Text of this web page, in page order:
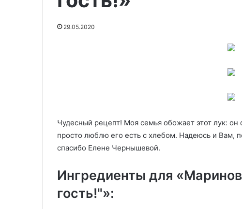
29.05.2020
Чудесный рецепт! Моя семья обожает этот лук:
просто люблю его есть с хлебом. Надеюсь и Вам,
спасибо Елене Чернышевой.
Ингредиенты для
гость!"»:
Хрустящая корочка
гарантирована, если
Песочный пирог с